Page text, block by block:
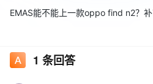
EMAS能不能上一款oppo find n2？
1 条回答